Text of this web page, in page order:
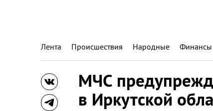
Лента Происшествия Народные Финансы
МЧС
в Иркутской